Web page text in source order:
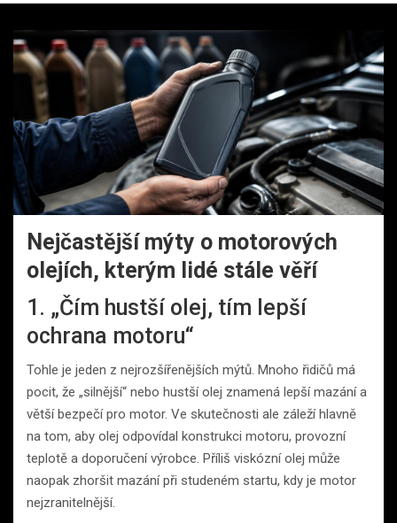
Nejčastější mýty o motorových
olejích, kterým lidé stále věří
1. „Čím hustší olej, tím lepší
ochrana motoru“
Tohle je jeden z nejrozšířenějších mýtů. Mnoho řidičů má
pocit, že „silnější“ nebo hustší olej znamená lepší mazání a
větší bezpečí pro motor. Ve skutečnosti ale záleží hlavně
na tom, aby olej odpovídal konstrukci motoru, provozní
teplotě a doporučení výrobce. Příliš viskózní olej může
naopak zhoršit mazání při studeném startu, kdy je motor
nejzranitelnější.